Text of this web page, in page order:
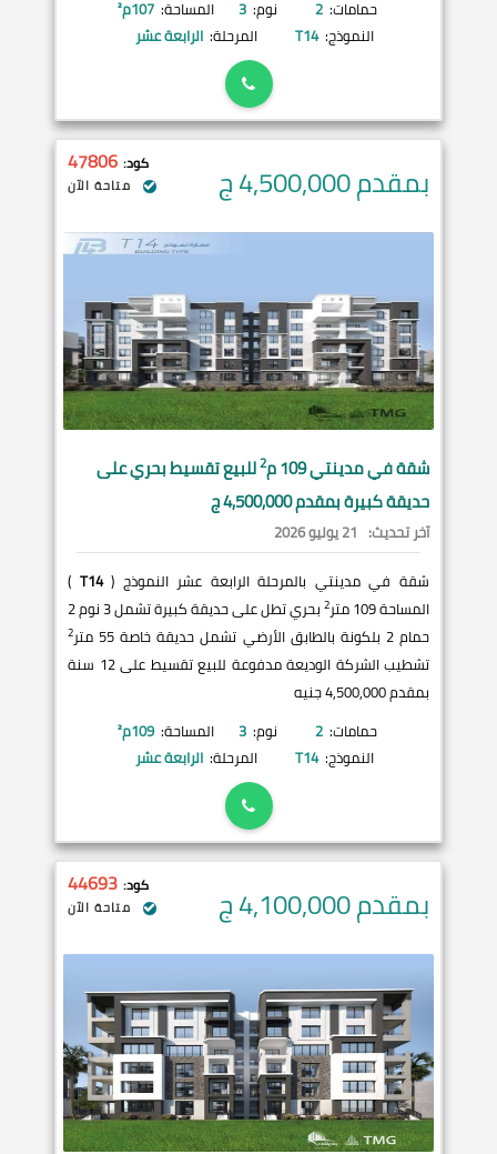
حمامات: 2 نوم: 3 المساحة: 107م²
النموذج: T14 المرحلة: الرابعة عشر
بمقدم 4,500,000 ج كود: 47806
متاحة الآن
شقة فيمدينتي109 م 2للبيع تقسيط بحري على
حديقة كبيرة بمقدم 4,500,000 ج
آخر تحديث: 21 يوليو 2026
شقة في مدينتي بالمرحلة الرابعة عشر النموذج (T14
)
المساحة 109 متر
2
بحري تطل على حديقة كبيرة تشمل 3 نوم 2
حمام 2 بلكونة بالطابق الأرضي تشمل حديقة خاصة 55 متر
2
تشطيب الشركة الوديعة مدفوعة للبيع تقسيط على 12 سنة
بمقدم 4,500,000 جنيه
حمامات: 2 نوم: 3 المساحة: 109م²
النموذج: T14 المرحلة: الرابعة عشر
بمقدم 4,100,000 ج كود: 44693
متاحة الآن